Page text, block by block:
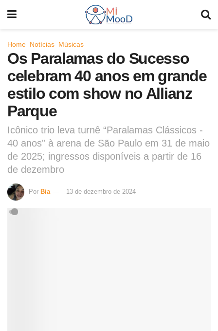
Home Notícias Músicas
Os Paralamas do Sucesso
celebram 40 anos em grande
estilo com show no Allianz
Parque
Icônico trio leva turnê “Paralamas Clássicos -
40 anos” à arena de São Paulo em 31 de maio
de 2025; ingressos disponíveis a partir de 16
de dezembro
Por Bia 13 de dezembro de 2024